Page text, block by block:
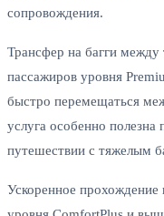
сопровождения.
Трансфер на багги
пассажиров уровня
быстро перемещаться
услуга особенно
путешествии с тяжелым
Ускоренное прохождение